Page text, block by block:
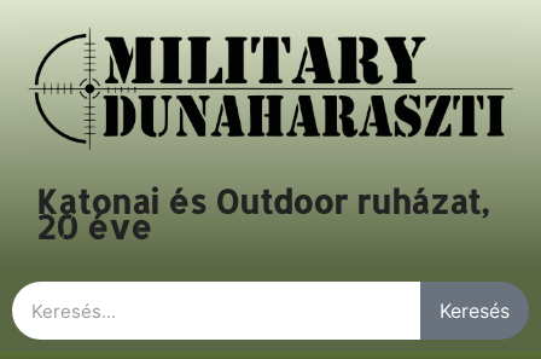
Katonai és Outdoor ruházat,
20 éve
Keresés